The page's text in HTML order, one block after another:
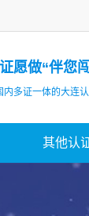
愿做“伴您
内多证一体的大连
其他认